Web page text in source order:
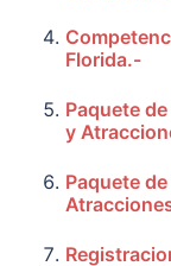
Florida.-
Paquete
y
Paquete